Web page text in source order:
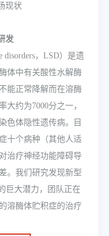
现状
发
，LSD）是遗
体中有关酸性水解酶
能正常降解而在溶酶
约为7000分之一，
色体隐性遗传病。目
十个病种（其他人适
治疗神经功能障碍导
。我们研究发现新型
巨大潜力，团队正在
溶酶体贮积症的治疗